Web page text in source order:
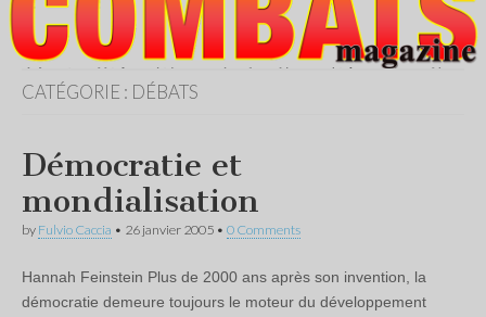
CATÉGORIE : DÉBATS
Démocratie et
mondialisation
by Fulvio Caccia • 26 janvier 2005 • 0 Comments
Hannah Feinstein Plus de 2000 ans après son invention, la
démocratie demeure toujours le moteur du développement